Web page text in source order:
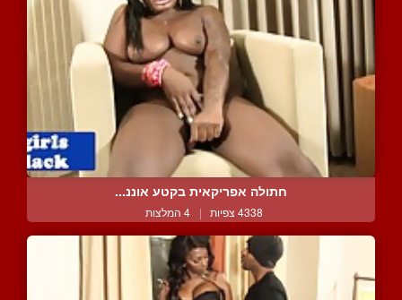
חתולה אפריקאית בקטע אוננ...
4338 צפיות | 4 המלצות